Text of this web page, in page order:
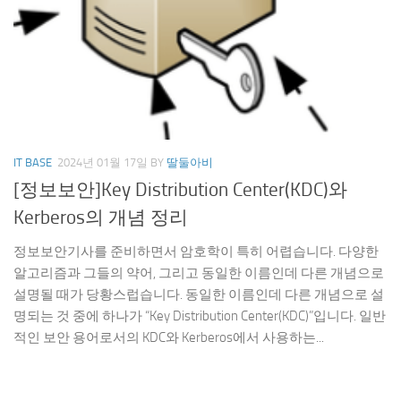
IT BASE 2024년 01월 17일 BY 딸둘아비
[정보보안]Key Distribution Center(KDC)와
Kerberos의 개념 정리
정보보안기사를 준비하면서 암호학이 특히 어렵습니다. 다양한
알고리즘과 그들의 약어, 그리고 동일한 이름인데 다른 개념으로
설명될 때가 당황스럽습니다. 동일한 이름인데 다른 개념으로 설
명되는 것 중에 하나가 “Key Distribution Center(KDC)”입니다. 일반
적인 보안 용어로서의 KDC와 Kerberos에서 사용하는...